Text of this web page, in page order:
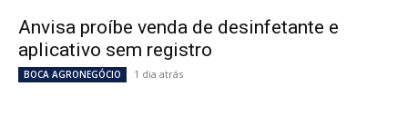
Anvisa proíbe venda de desinfetante e
aplicativo sem registro
BOCA AGRONEGÓCIO 1 dia atrás